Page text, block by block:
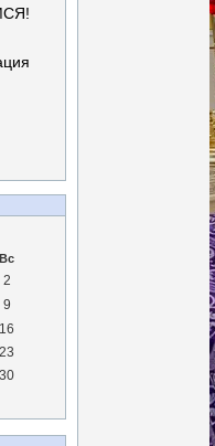
Вс
2
9
16
23
30